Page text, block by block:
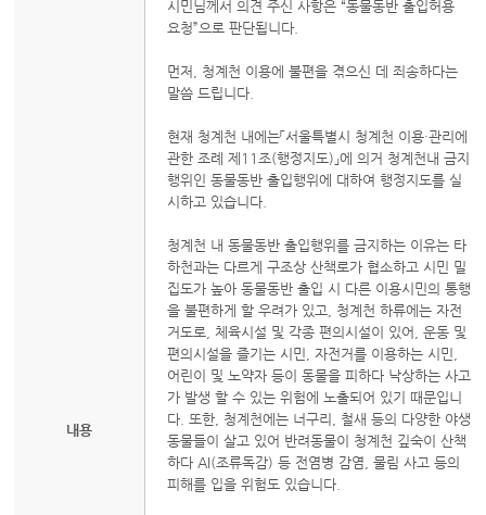
내용
시민님께서 의견 주신 사항은 “동물동반 출입허용
요청”으로 판단됩니다.
먼저, 청계천 이용에 불편을 겪으신 데 죄송하다는
말씀 드립니다.
현재 청계천 내에는「서울특별시 청계천 이용·관리에
관한 조례 제11조(행정지도)」에 의거 청계천내 금지
행위인 동물동반 출입행위에 대하여 행정지도를 실
시하고 있습니다.
청계천 내 동물동반 출입행위를 금지하는 이유는 타
하천과는 다르게 구조상 산책로가 협소하고 시민 밀
집도가 높아 동물동반 출입 시 다른 이용시민의 통행
을 불편하게 할 우려가 있고, 청계천 하류에는 자전
거도로, 체육시설 및 각종 편의시설이 있어, 운동 및
편의시설을 즐기는 시민, 자전거를 이용하는 시민,
어린이 및 노약자 등이 동물을 피하다 낙상하는 사고
가 발생 할 수 있는 위험에 노출되어 있기 때문입니
다. 또한, 청계천에는 너구리, 철새 등의 다양한 야생
동물들이 살고 있어 반려동물이 청계천 깊숙이 산책
하다 AI(조류독감) 등 전염병 감염, 물림 사고 등의
피해를 입을 위험도 있습니다.